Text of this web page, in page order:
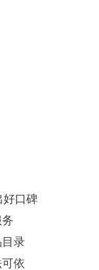
好口碑
目录
依